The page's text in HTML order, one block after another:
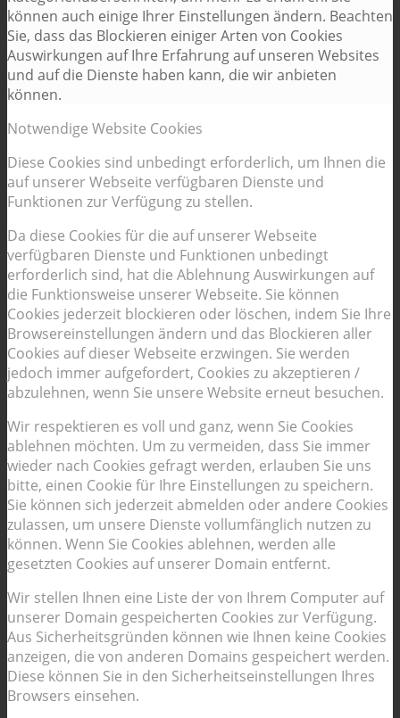
können auch einige Ihrer Einstellungen ändern. Beachten
Sie, dass das Blockieren einiger Arten von Cookies
Auswirkungen auf Ihre Erfahrung auf unseren Websites
und auf die Dienste haben kann, die wir anbieten
können.
Notwendige Website Cookies
Diese Cookies sind unbedingt erforderlich, um Ihnen die
auf unserer Webseite verfügbaren Dienste und
Funktionen zur Verfügung zu stellen.
Da diese Cookies für die auf unserer Webseite
verfügbaren Dienste und Funktionen unbedingt
erforderlich sind, hat die Ablehnung Auswirkungen auf
die Funktionsweise unserer Webseite. Sie können
Cookies jederzeit blockieren oder löschen, indem Sie Ihre
Browsereinstellungen ändern und das Blockieren aller
Cookies auf dieser Webseite erzwingen. Sie werden
jedoch immer aufgefordert, Cookies zu akzeptieren /
abzulehnen, wenn Sie unsere Website erneut besuchen.
Wir respektieren es voll und ganz, wenn Sie Cookies
ablehnen möchten. Um zu vermeiden, dass Sie immer
wieder nach Cookies gefragt werden, erlauben Sie uns
bitte, einen Cookie für Ihre Einstellungen zu speichern.
Sie können sich jederzeit abmelden oder andere Cookies
zulassen, um unsere Dienste vollumfänglich nutzen zu
können. Wenn Sie Cookies ablehnen, werden alle
gesetzten Cookies auf unserer Domain entfernt.
Wir stellen Ihnen eine Liste der von Ihrem Computer auf
unserer Domain gespeicherten Cookies zur Verfügung.
Aus Sicherheitsgründen können wie Ihnen keine Cookies
anzeigen, die von anderen Domains gespeichert werden.
Diese können Sie in den Sicherheitseinstellungen Ihres
Browsers einsehen.